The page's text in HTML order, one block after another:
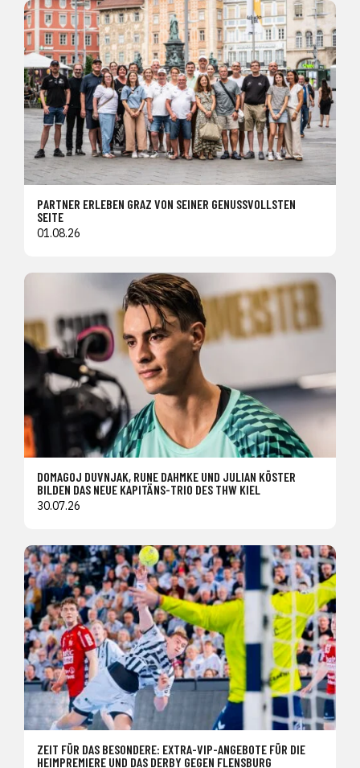
PARTNER ERLEBEN GRAZ VON SEINER GENUSSVOLLSTEN
SEITE
01.08.26
DOMAGOJ DUVNJAK, RUNE DAHMKE UND JULIAN KÖSTER
BILDEN DAS NEUE KAPITÄNS-TRIO DES THW KIEL
30.07.26
ZEIT FÜR DAS BESONDERE: EXTRA-VIP-ANGEBOTE FÜR DIE
HEIMPREMIERE UND DAS DERBY GEGEN FLENSBURG